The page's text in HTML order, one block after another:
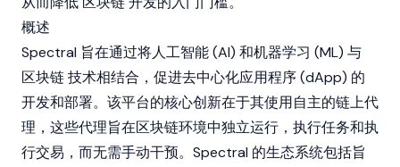
概述
Spectral 旨在通过将人工智能 (AI) 和机器学习 (ML) 与
区块链技术相结合，促进去中心化应用程序(dApp) 的
开发和部署。该平台的核心创新在于其使用自主的链上代
理，这些代理旨在区块链环境中独立运行，执行任务和执
行交易，而无需手动干预。Spectral 的生态系统包括旨